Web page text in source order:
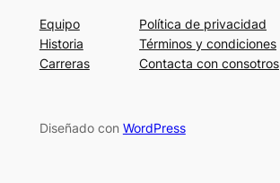
Equipo
Historia
Carreras
Política de privacidad
Términos y condiciones
Contacta con consotros
Diseñado con WordPress